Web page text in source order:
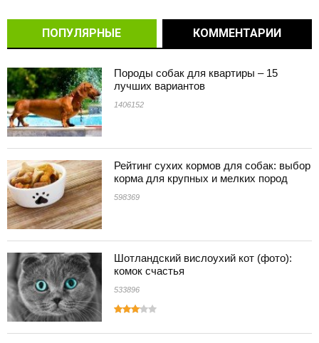
ПОПУЛЯРНЫЕ КОММЕНТАРИИ
Породы собак для квартиры – 15
лучших вариантов
1406152
Рейтинг сухих кормов для собак: выбор
корма для крупных и мелких пород
598369
Шотландский вислоухий кот (фото):
комок счастья
533896